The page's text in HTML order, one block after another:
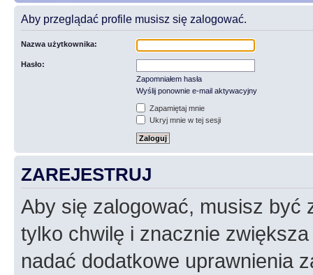
Aby przeglądać profile musisz się zalogować.
Nazwa użytkownika:
Hasło:
Zapomniałem hasła
Wyślij ponownie e-mail aktywacyjny
Zapamiętaj mnie
Ukryj mnie w tej sesji
ZAREJESTRUJ
Aby się zalogować, musisz być
tylko chwilę i znacznie
nadać dodatkowe uprawnienia